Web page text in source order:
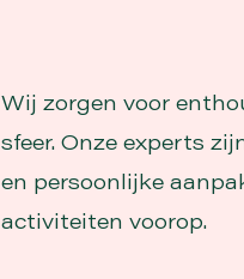
Wij zorgen voor
sfeer. Onze experts
en persoonlijke
activiteiten voorop.